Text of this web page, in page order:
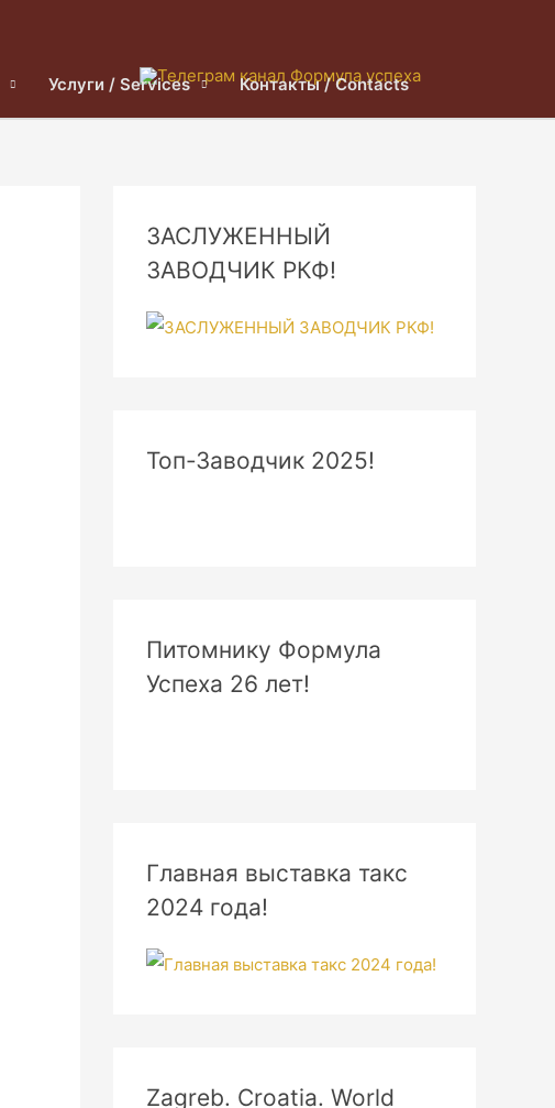
Услуги / Services Контакты / Contacts
ЗАСЛУЖЕННЫЙ
ЗАВОДЧИК РКФ!
Топ-Заводчик 2025!
Питомнику Формула
Успеха 26 лет!
Главная выставка такс
2024 года!
Zagreb. Croatia. World